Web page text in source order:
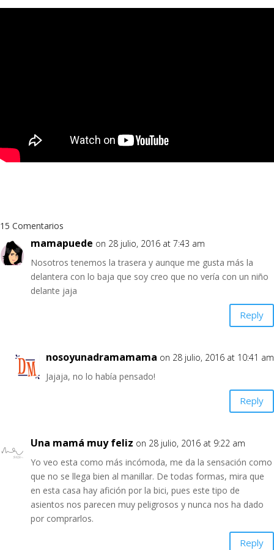
15 Comentarios
mamapuede on 28 julio, 2016 at 7:43 am
Nosotros tenemos la trasera y aunque me gusta más la
delantera con lo baja que soy creo que no vería con un niño
delante jaja
Reply
nosoyunadramamama on 28 julio, 2016 at 10:41 am
Jajaja, no lo había pensado!
Reply
Una mamá muy feliz on 28 julio, 2016 at 9:22 am
Yo veo esta como más incómoda, me da la sensación como
que no se llega bien al manillar. De todas formas, mira que
en esta casa hay afición por la bici, pues este tipo de
asientos nos parecen muy peligrosos y nunca nos ha dado
por comprarlos.
Reply